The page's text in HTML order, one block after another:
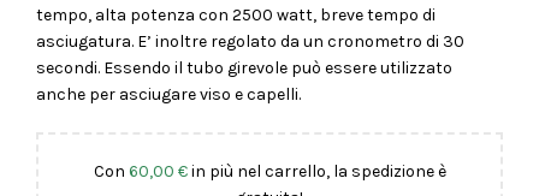
tempo, alta potenza con 2500 watt, breve tempo di
asciugatura. E’ inoltre regolato da un cronometro di 30
secondi. Essendo il tubo girevole può essere utilizzato
anche per asciugare viso e capelli.
Con 60,00 €in più nel carrello, la spedizione è